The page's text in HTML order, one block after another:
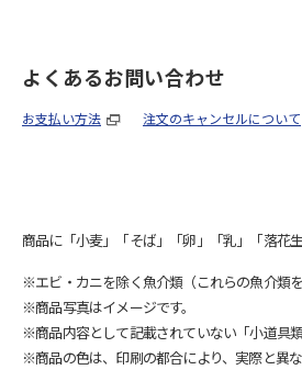
よくあるお問い合わせ
お支払い方法 注文のキャンセルについて
商品に「小麦」「そば」「卵」「乳」「落花
※エビ・カニを除く魚介類（これらの魚介類
※商品写真はイメージです。
※商品内容として記載されていない「小道具
※商品の色は、印刷の都合により、実際と異な